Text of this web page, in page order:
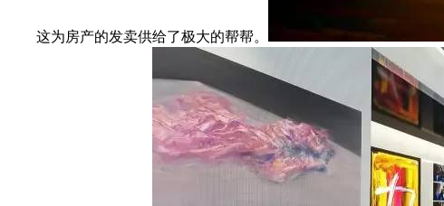
这为房产的发卖供给了极大的帮帮。